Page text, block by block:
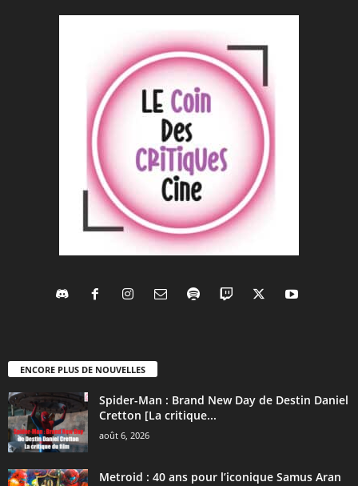
ENCORE PLUS DE NOUVELLES
Spider-Man : Brand New Day de Destin Daniel
Cretton [La critique...
août 6, 2026
Metroid : 40 ans pour l’iconique Samus Aran